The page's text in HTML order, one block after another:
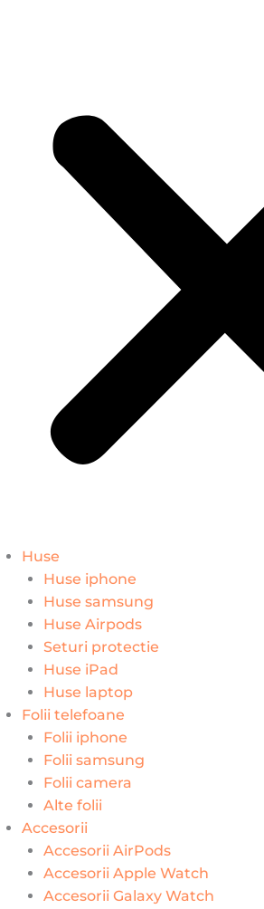
Huse
Huse iphone
Huse samsung
Huse Airpods
Seturi protectie
Huse iPad
Huse laptop
Folii telefoane
Folii iphone
Folii samsung
Folii camera
Alte folii
Accesorii
Accesorii AirPods
Accesorii Apple Watch
Accesorii Galaxy Watch